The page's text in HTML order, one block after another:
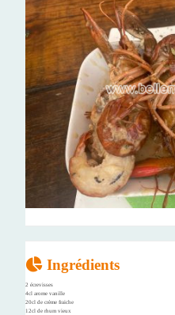
Ingrédients
2 écrevisses
4cl arome vanille
20cl de crème fraiche
12cl de rhum vieux